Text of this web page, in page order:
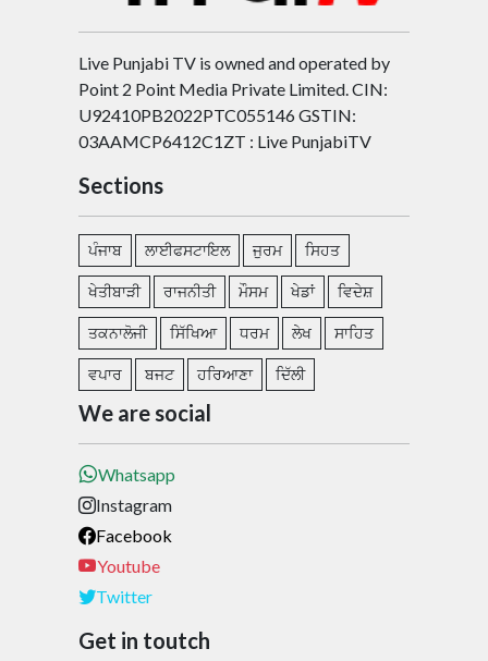
Live Punjabi TV is owned and operated by
Point 2 Point Media Private Limited. CIN:
U92410PB2022PTC055146 GSTIN:
03AAMCP6412C1ZT : Live PunjabiTV
Sections
ਪੰਜਾਬ ਲਾਈਫਸਟਾਇਲ ਜੁਰਮ ਸਿਹਤ
ਖੇਤੀਬਾੜੀ ਰਾਜਨੀਤੀ ਮੌਸਮ ਖੇਡਾਂ ਵਿਦੇਸ਼
ਤਕਨਾਲੋਜੀ ਸਿੱਖਿਆ ਧਰਮ ਲੇਖ ਸਾਹਿਤ
ਵਪਾਰ ਬਜਟ ਹਰਿਆਣਾ ਦਿੱਲੀ
We are social
Whatsapp
Instagram
Facebook
Youtube
Twitter
Get in toutch